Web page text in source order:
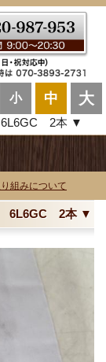
小 中 大
2本 ▼
組みについて
6L6GC 2本 ▼